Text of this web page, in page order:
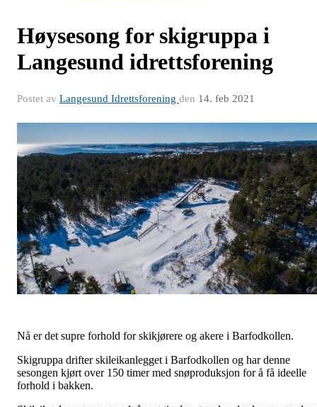
Høysesong for skigruppa i
Langesund idrettsforening
Postet av Langesund Idrettsforening den 14. feb 2021
Nå er det supre forhold for skikjørere og akere i Barfodkollen.
Skigruppa drifter skileikanlegget i Barfodkollen og har denne
sesongen kjørt over 150 timer med snøproduksjon for å få ideelle
forhold i bakken.